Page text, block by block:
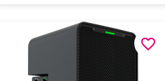
favorite_border